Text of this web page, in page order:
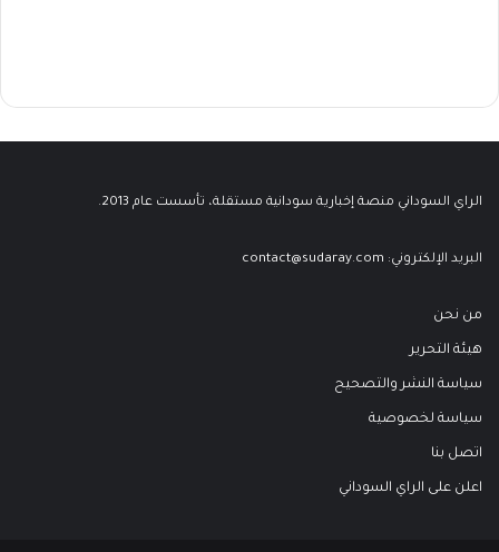
الراي السوداني منصة إخبارية سودانية مستقلة، تأسست عام 2013.
البريد الإلكتروني: contact@sudaray.com
من نحن
هيئة التحرير
سياسة النشر والتصحيح
سياسة لخصوصية
اتصل بنا
اعلن على الراي السوداني